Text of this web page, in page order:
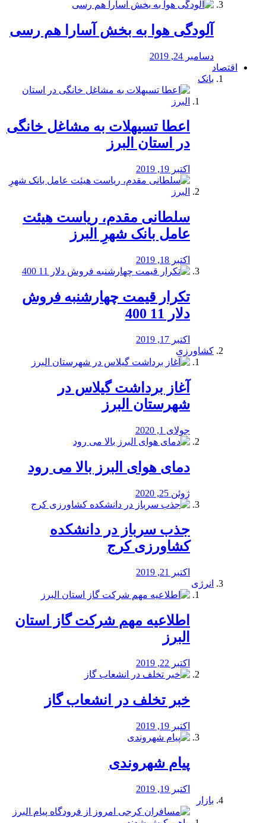
آلودگی هوا به بخش آسارا هم رسی
دسامبر 24, 2019
اقتصاد
بانک
️اعطا تسیهلات به مشاغل خانگی
در استان البرز
اکتبر 19, 2019
سلطانی مقدم، ریاست هیئت
عامل بانک شهرِ البرز
اکتبر 18, 2019
تکرار قیمت چهارشنبه فروش
دلار 11 400
اکتبر 17, 2019
کشاورزی
آغاز برداشت گیلاس در
شهرستان البرز
جولای 1, 2020
دمای هوای البرز بالا می رود
ژوئن 25, 2020
جذب سرباز در دانشکده
کشاورزی کرج
اکتبر 21, 2019
انرژی
️اطلاعیه مهم شرکت گاز استان
البرز
اکتبر 22, 2019
خبر تخلف در انشعاب گاز
اکتبر 19, 2019
پیام شهروندی
اکتبر 19, 2019
بازار